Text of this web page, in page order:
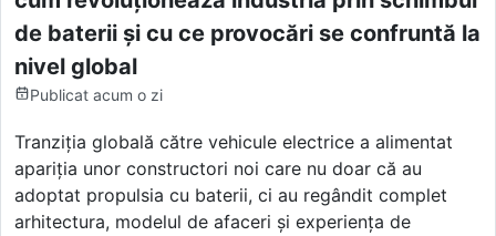
de baterii și cu ce provocări se confruntă la
nivel global
Publicat acum o zi
Tranziția globală către vehicule electrice a alimentat
apariția unor constructori noi care nu doar că au
adoptat propulsia cu baterii, ci au regândit complet
arhitectura, modelul de afaceri și experiența de